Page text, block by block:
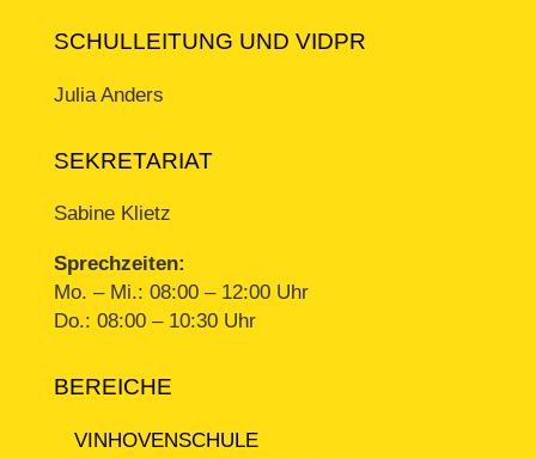
SCHULLEITUNG UND VIDPR
Julia Anders
SEKRETARIAT
Sabine Klietz
Sprechzeiten:
Mo. – Mi.: 08:00 – 12:00 Uhr
Do.: 08:00 – 10:30 Uhr
BEREICHE
VINHOVENSCHULE